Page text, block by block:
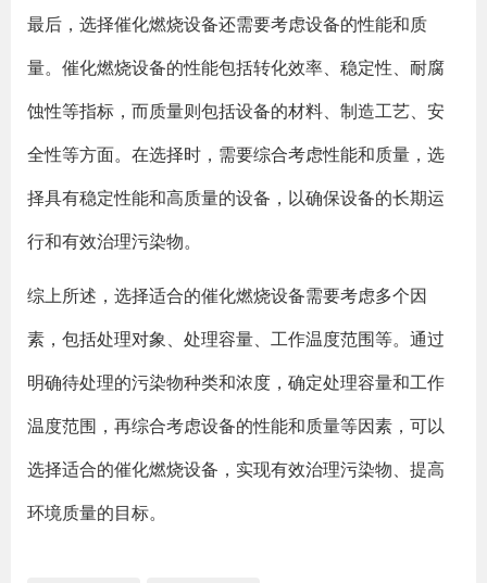
最后，选择催化燃烧设备还需要考虑设备的性能和质
量。催化燃烧设备的性能包括转化效率、稳定性、耐腐
蚀性等指标，而质量则包括设备的材料、制造工艺、安
全性等方面。在选择时，需要综合考虑性能和质量，选
择具有稳定性能和高质量的设备，以确保设备的长期运
行和有效治理污染物。
综上所述，选择适合的催化燃烧设备需要考虑多个因
素，包括处理对象、处理容量、工作温度范围等。通过
明确待处理的污染物种类和浓度，确定处理容量和工作
温度范围，再综合考虑设备的性能和质量等因素，可以
选择适合的催化燃烧设备，实现有效治理污染物、提高
环境质量的目标。